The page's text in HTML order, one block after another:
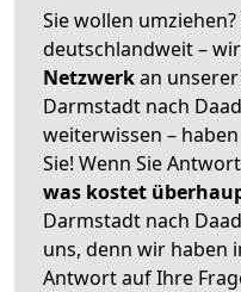
Sie wollen
deutschlandweit –
Netzwerkan
Darmstadt nach
weiterwissen –
Sie! Wenn Sie
was kostet
Darmstadt nach
uns, denn wir haben
Antwort auf Ihre